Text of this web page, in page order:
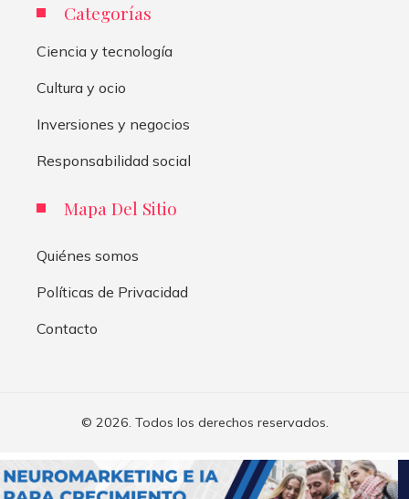
Categorías
Ciencia y tecnología
Cultura y ocio
Inversiones y negocios
Responsabilidad social
Mapa Del Sitio
Quiénes somos
Políticas de Privacidad
Contacto
© 2026. Todos los derechos reservados.